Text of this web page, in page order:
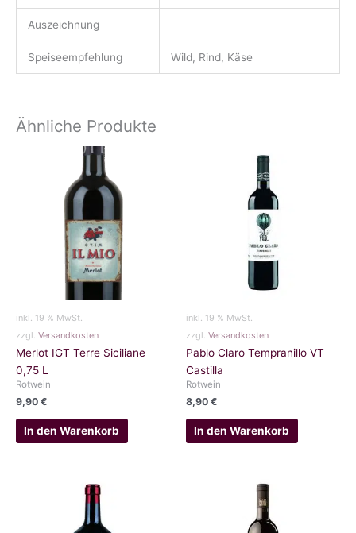
Auszeichnung
Speiseempfehlung Wild, Rind, Käse
Ähnliche Produkte
inkl. 19 % MwSt.
zzgl. Versandkosten
Merlot IGT Terre Siciliane
0,75 L
Rotwein
9,90 €
In den Warenkorb
inkl. 19 % MwSt.
zzgl. Versandkosten
Pablo Claro Tempranillo VT
Castilla
Rotwein
8,90 €
In den Warenkorb